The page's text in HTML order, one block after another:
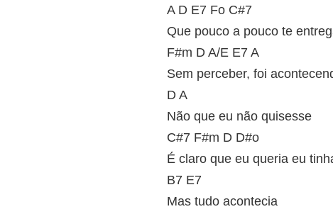
A D E7 Fo C#7
Que pouco a pouco te
F#m D A/E E7 A
Sem perceber, foi
D A
Não que eu não quisesse
C#7 F#m D D#o
É claro que eu queria eu
B7 E7
Mas tudo acontecia